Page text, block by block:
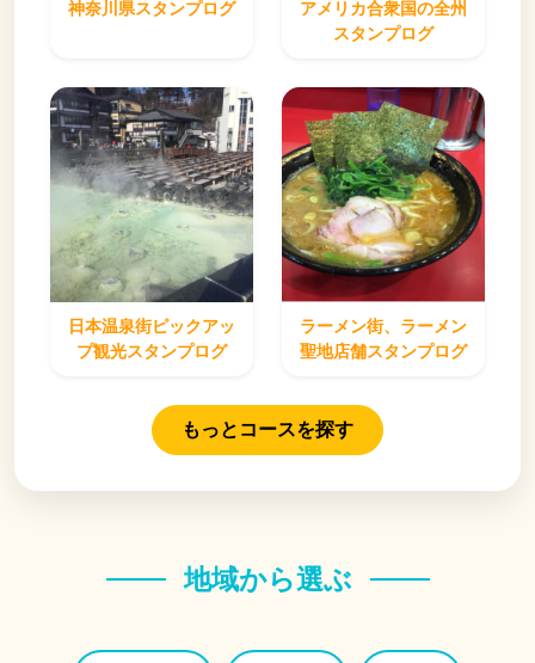
神奈川県スタンプログ
アメリカ合衆国の全州
スタンプログ
日本温泉街ピックアッ
プ観光スタンプログ
ラーメン街、ラーメン
聖地店舗スタンプログ
もっとコースを探す
地域から選ぶ